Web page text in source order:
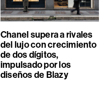
Chanel supera a rivales
del lujo con crecimiento
de dos dígitos,
impulsado por los
diseños de Blazy